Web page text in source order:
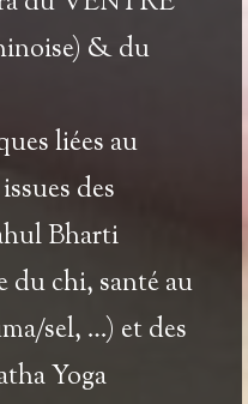
& du
liées au
issues des
Bharti
du chi, santé au
sel, …) et des
Yoga